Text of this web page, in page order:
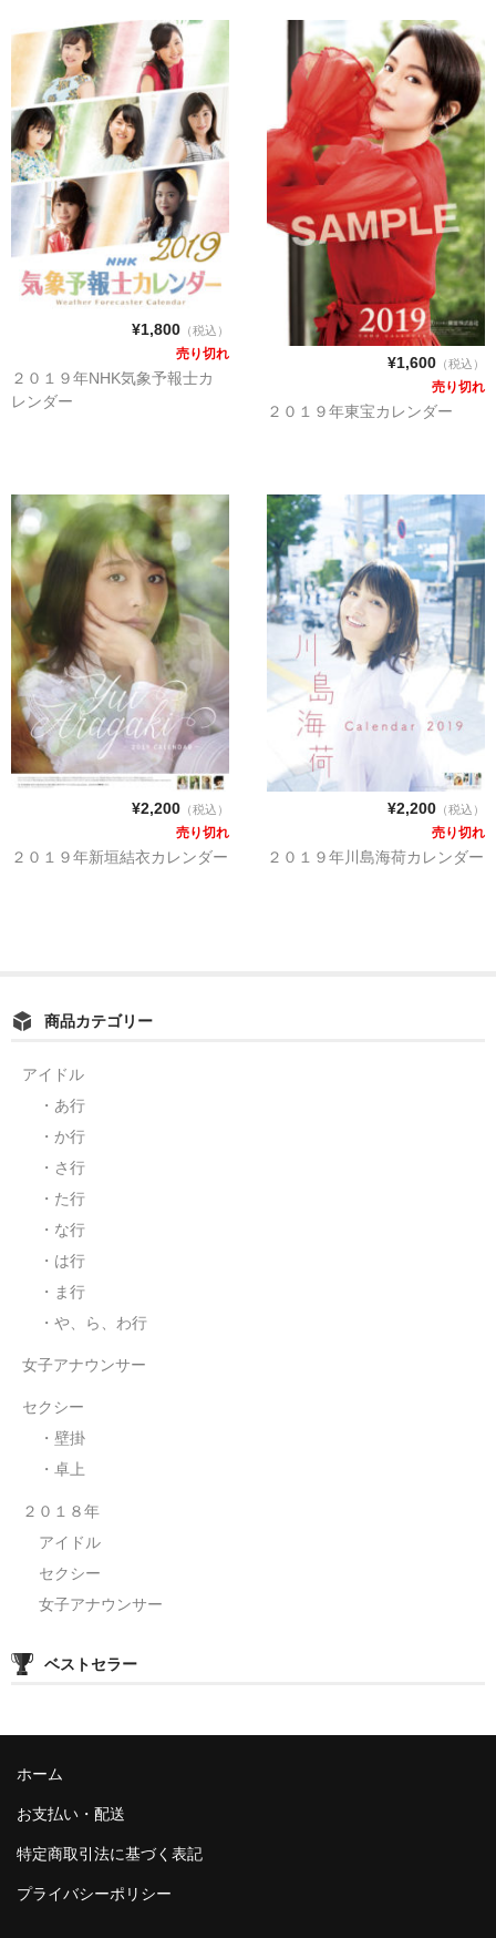
¥1,800（税込）
売り切れ
２０１９年NHK気象予報士カ
レンダー
¥1,600（税込）
売り切れ
２０１９年東宝カレンダー
¥2,200（税込）
売り切れ
２０１９年新垣結衣カレンダー
¥2,200（税込）
売り切れ
２０１９年川島海荷カレンダー
商品カテゴリー
アイドル
・あ行
・か行
・さ行
・た行
・な行
・は行
・ま行
・や、ら、わ行
女子アナウンサー
セクシー
・壁掛
・卓上
２０１８年
アイドル
セクシー
女子アナウンサー
ベストセラー
ホーム
お支払い・配送
特定商取引法に基づく表記
プライバシーポリシー